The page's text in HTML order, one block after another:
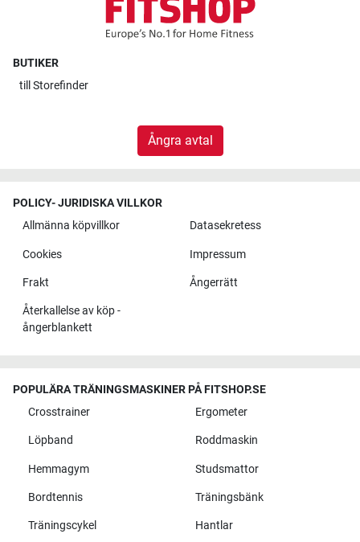
BUTIKER
till Storefinder
Ångra avtal
POLICY- JURIDISKA VILLKOR
Allmänna köpvillkor
Datasekretess
Cookies Impressum
Frakt Ångerrätt
Återkallelse av köp -
ångerblankett
POPULÄRA TRÄNINGSMASKINER PÅ FITSHOP.SE
Crosstrainer
Ergometer
Löpband Roddmaskin
Hemmagym Studsmattor
Bordtennis Träningsbänk
Träningscykel Hantlar